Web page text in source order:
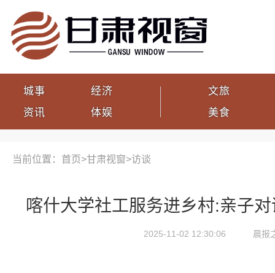
城事
资讯
经济
体娱
文旅
美食
当前位置：首页>甘肃视窗>访谈
喀什大学社工服务进乡村:亲子
2025-11-02 12:30:06 晨报